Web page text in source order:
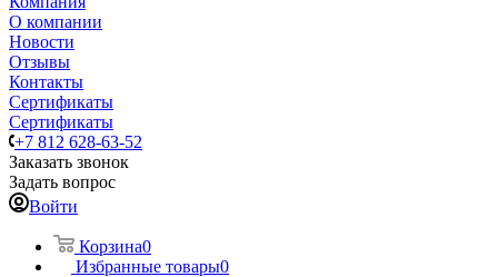
О компании
Новости
Отзывы
Контакты
Сертификаты
Сертификаты
+7 812 628-63-52
Заказать звонок
Задать вопрос
Войти
Корзина0
Избранные товары0